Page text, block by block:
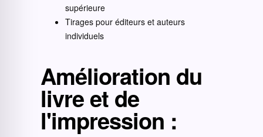
supérieure
Tirages pour éditeurs et auteurs
individuels
Amélioration du
livre et de
l'impression :